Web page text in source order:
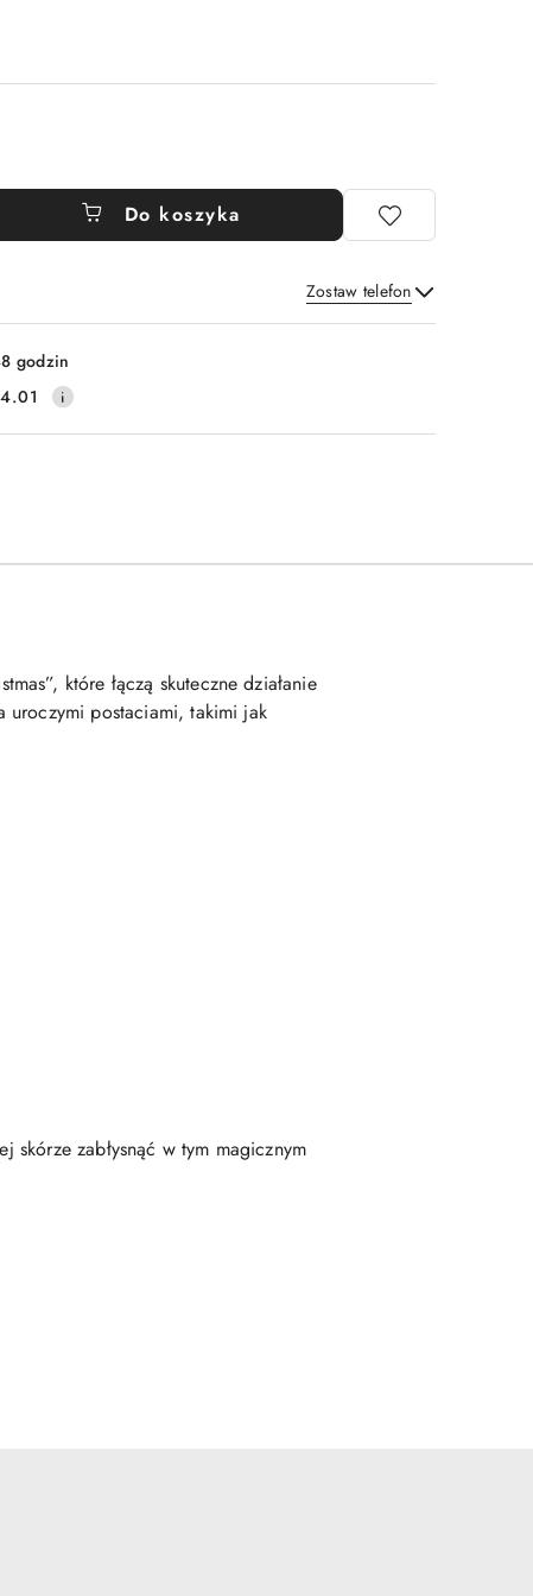
Do koszyka
Zostaw telefon
Wyślij
godzin
które łączą skuteczne działanie
uroczymi postaciami, takimi jak
zabłysnąć w tym magicznym